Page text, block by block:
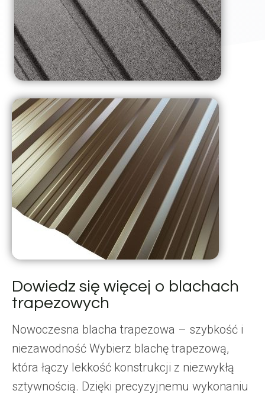
Dowiedz się więcej o blachach
trapezowych
Nowoczesna blacha trapezowa – szybkość i
niezawodność Wybierz blachę trapezową,
która łączy lekkość konstrukcji z niezwykłą
sztywnością. Dzięki precyzyjnemu wykonaniu